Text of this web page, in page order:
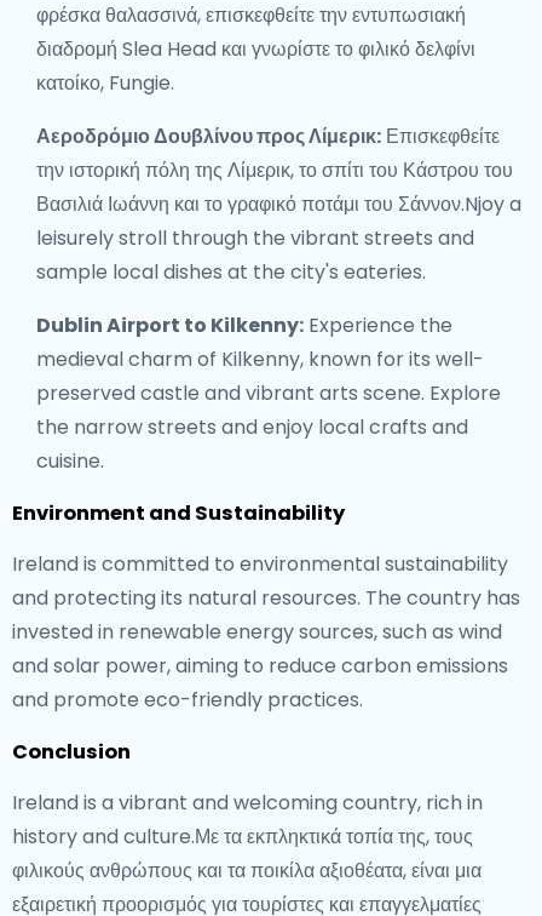
φρέσκα θαλασσινά, επισκεφθείτε την εντυπωσιακή
διαδρομή Slea Head και γνωρίστε το φιλικό δελφίνι
κατοίκο, Fungie.
Αεροδρόμιο Δουβλίνου προς Λίμερικ: Επισκεφθείτε
την ιστορική πόλη της Λίμερικ, το σπίτι του Κάστρου του
Βασιλιά Ιωάννη και το γραφικό ποτάμι του Σάννον.Njoy a
leisurely stroll through the vibrant streets and
sample local dishes at the city's eateries.
Dublin Airport to Kilkenny: Experience the
medieval charm of Kilkenny, known for its well-
preserved castle and vibrant arts scene. Explore
the narrow streets and enjoy local crafts and
cuisine.
Environment and Sustainability
Ireland is committed to environmental sustainability
and protecting its natural resources. The country has
invested in renewable energy sources, such as wind
and solar power, aiming to reduce carbon emissions
and promote eco-friendly practices.
Conclusion
Ireland is a vibrant and welcoming country, rich in
history and culture.Με τα εκπληκτικά τοπία της, τους
φιλικούς ανθρώπους και τα ποικίλα αξιοθέατα, είναι μια
εξαιρετική προορισμός για τουρίστες και επαγγελματίες